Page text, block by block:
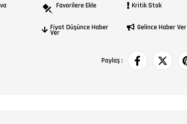
Favorilere Ekle Kritik Stok
Fiyat Düşünce Haber
Ver
Gelince Haber Ver
Paylaş :